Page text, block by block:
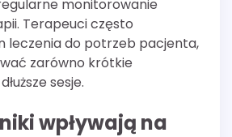
monitorowanie
Terapeuci często
leczenia do potrzeb pacjenta,
zarówno krótkie
sesje.
wpływają na